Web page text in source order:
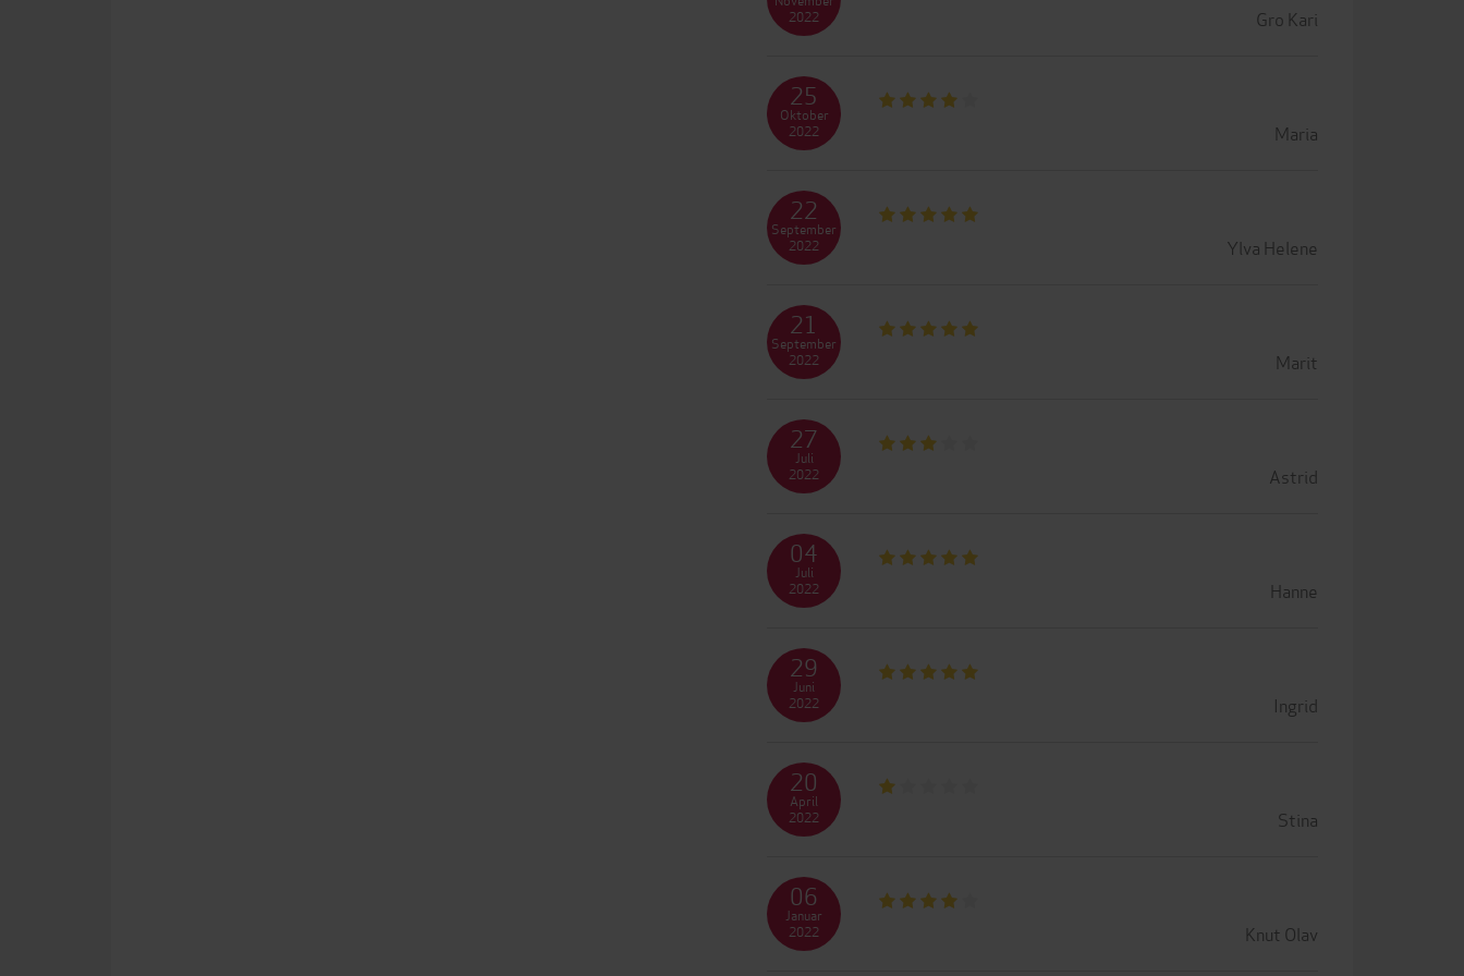
Gro Kari
2022
Maria
25
Oktober
2022
Ylva Helene
22
September
2022
Marit
21
September
2022
Astrid
27
Juli
2022
Hanne
04
Juli
2022
Ingrid
29
Juni
2022
Stina
20
April
2022
Knut Olav
06
Januar
2022